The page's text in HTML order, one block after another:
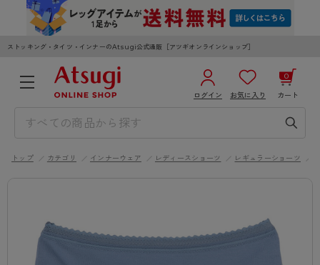
ストッキング・タイツ・インナーのAtsugi公式通販［アツギオンラインショップ］
ログイン お気に入り カート
0
3,980円以上のご購入で送料無料
トップ カテゴリ インナーウェア レディースショーツ レギュラーショーツ